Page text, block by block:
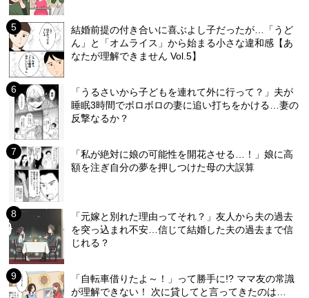
結婚前提の付き合いに喜ぶよし子だったが…「うど
ん」と「オムライス」から始まる小さな違和感【あ
なたが理解できません Vol.5】
「うるさいから子どもを連れて外に行って？」夫が
睡眠3時間でボロボロの妻に追い打ちをかける…妻の
反撃なるか？
「私が絶対に娘の可能性を開花させる…！」娘に高
額を注ぎ自分の夢を押しつけた母の大誤算
「元嫁と別れた理由ってそれ？」友人から夫の過去
を突っ込まれ不安…信じて結婚した夫の過去まで信
じれる？
「自転車借りたよ～！」って勝手に!? ママ友の常識
が理解できない！ 次に貸してと言ってきたのは…